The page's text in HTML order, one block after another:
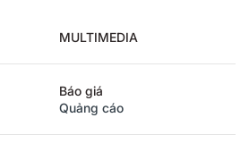
MULTIMEDIA
Báo giá
Quảng cáo